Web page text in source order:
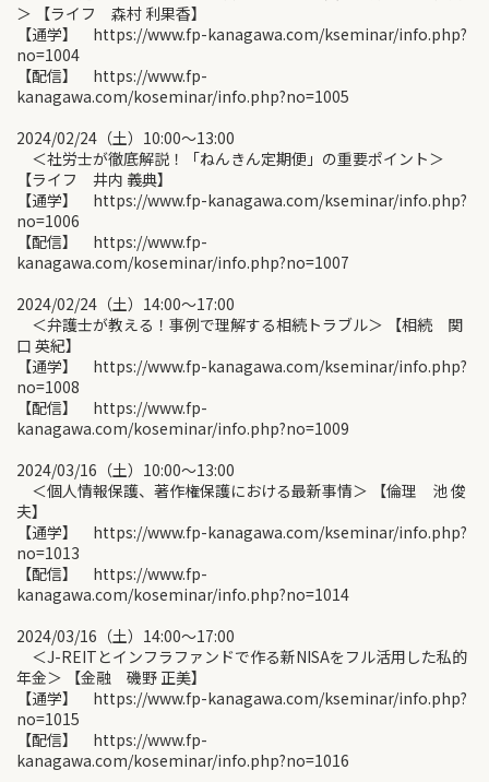
＞ 【ライフ 森村 利果香】
【通学】 https://www.fp-kanagawa.com/kseminar/info.php?
no=1004
【配信】 https://www.fp-
kanagawa.com/koseminar/info.php?no=1005
2024/02/24（土）10:00〜13:00
＜社労士が徹底解説！「ねんきん定期便」の重要ポイント＞
【ライフ 井内 義典】
【通学】 https://www.fp-kanagawa.com/kseminar/info.php?
no=1006
【配信】 https://www.fp-
kanagawa.com/koseminar/info.php?no=1007
2024/02/24（土）14:00〜17:00
＜弁護士が教える！事例で理解する相続トラブル＞ 【相続 関
口 英紀】
【通学】 https://www.fp-kanagawa.com/kseminar/info.php?
no=1008
【配信】 https://www.fp-
kanagawa.com/koseminar/info.php?no=1009
2024/03/16（土）10:00〜13:00
＜個人情報保護、著作権保護における最新事情＞ 【倫理 池 俊
夫】
【通学】 https://www.fp-kanagawa.com/kseminar/info.php?
no=1013
【配信】 https://www.fp-
kanagawa.com/koseminar/info.php?no=1014
2024/03/16（土）14:00〜17:00
＜J-REITとインフラファンドで作る新NISAをフル活用した私的
年金＞ 【金融 磯野 正美】
【通学】 https://www.fp-kanagawa.com/kseminar/info.php?
no=1015
【配信】 https://www.fp-
kanagawa.com/koseminar/info.php?no=1016